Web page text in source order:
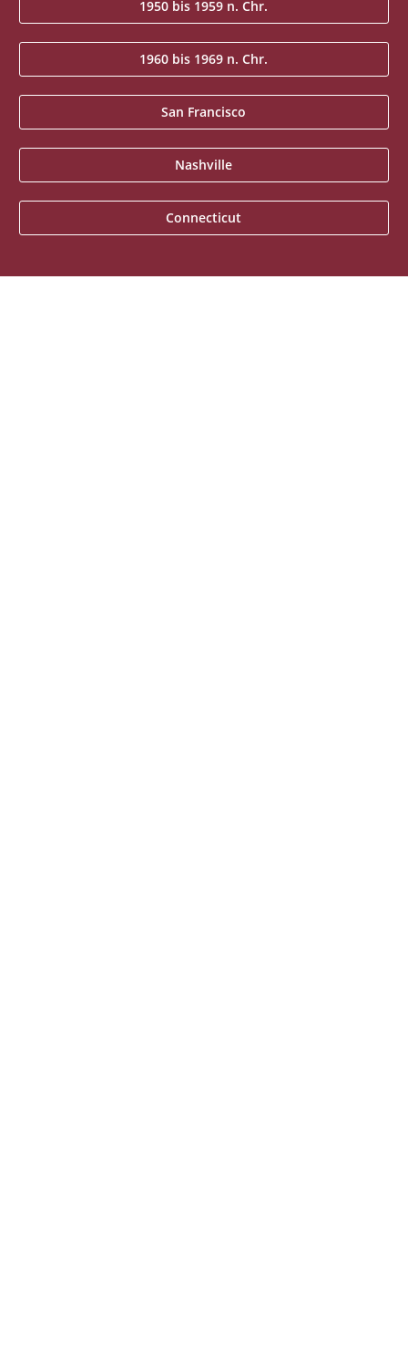
1950 bis 1959 n. Chr.
1960 bis 1969 n. Chr.
San Francisco
Nashville
Connecticut